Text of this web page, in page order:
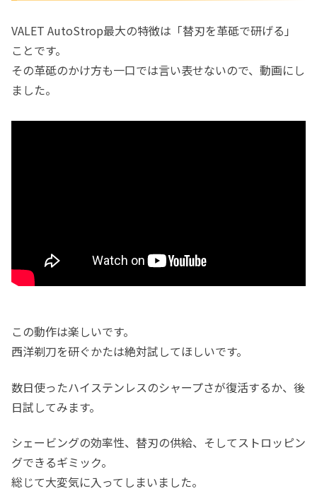
VALET AutoStrop最大の特徴は「替刃を革砥で研げる」
ことです。
その革砥のかけ方も一口では言い表せないので、動画にし
ました。
この動作は楽しいです。
西洋剃刀を研ぐかたは絶対試してほしいです。
数日使ったハイステンレスのシャープさが復活するか、後
日試してみます。
シェービングの効率性、替刃の供給、そしてストロッピン
グできるギミック。
総じて大変気に入ってしまいました。